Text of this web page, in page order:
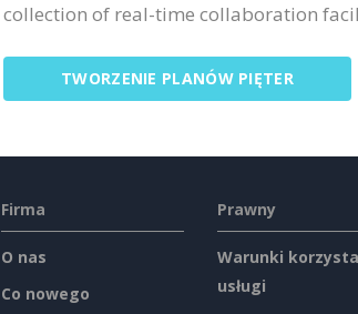
collection of real-time collaboration
TWORZENIE PLANÓW PIĘTER
Firma
O nas
Co nowego
Prawny
Warunki
usługi